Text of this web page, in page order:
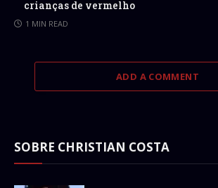
crianças de vermelho
1 MIN READ
ADD A COMMENT
SOBRE CHRISTIAN COSTA